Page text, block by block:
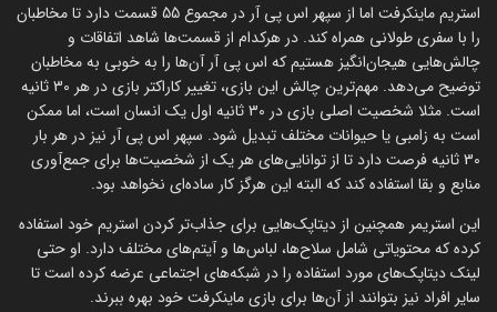
استریم ماینکرفت اما از سپهر اس پی آر در مجموع 55 قسمت دارد تا مخاطبان
را با سفری طولانی همراه کند. در هرکدام از قسمت‌ها شاهد اتفاقات و
چالش‌هایی هیجان‌انگیز هستیم که اس پی آر آن‌ها را به خوبی به مخاطبان
توضیح می‌دهد. مهم‌ترین چالش این بازی، تغییر کاراکتر بازی در هر 30 ثانیه
است. مثلا شخصیت اصلی بازی در 30 ثانیه اول یک انسان است، اما ممکن
است به زامبی یا حیوانات مختلف تبدیل شود. سپهر اس پی آر نیز در هر بار
30 ثانیه فرصت دارد تا از توانایی‌های هر یک از شخصیت‌ها برای جمع‌آوری
منابع و بقا استفاده کند که البته این هرگز کار ساده‌ای نخواهد بود.
این استریمر همچنین از دیتاپک‌‌هایی برای جذاب‌تر کردن استریم خود استفاده
کرده که محتویاتی شامل سلاح‌ها، لباس‌ها و آیتم‌های مختلف دارد. او حتی
لینک دیتاپک‌های مورد استفاده را در شبکه‌های اجتماعی عرضه کرده است تا
سایر افراد نیز بتوانند از آن‌ها برای بازی ماینکرفت خود بهره ببرند.